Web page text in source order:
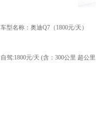
车型名称：奥迪Q7（1800元/天）
自驾:1800元/天 (含：300公里 超公